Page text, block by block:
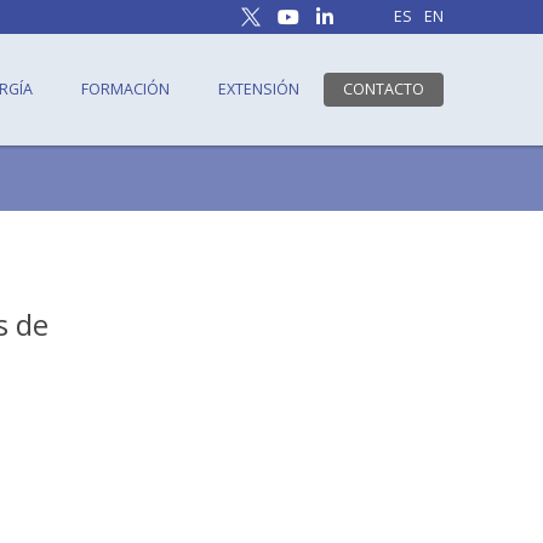
ES EN
FORMACIÓN EXTENSIÓN CONTACTO
de